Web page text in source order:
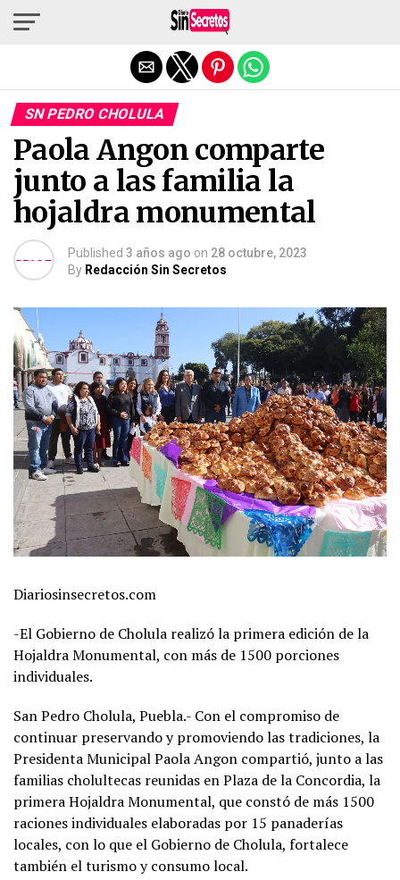
SN PEDRO CHOLULA
Paola Angon comparte
junto a las familia la
hojaldra monumental
Published 3 años ago on 28 octubre, 2023
By Redacción Sin Secretos
Diariosinsecretos.com
-El Gobierno de Cholula realizó la primera edición de la
Hojaldra Monumental, con más de 1500 porciones
individuales.
San Pedro Cholula, Puebla.- Con el compromiso de
continuar preservando y promoviendo las tradiciones, la
Presidenta Municipal Paola Angon compartió, junto a las
familias cholultecas reunidas en Plaza de la Concordia, la
primera Hojaldra Monumental, que constó de más 1500
raciones individuales elaboradas por 15 panaderías
locales, con lo que el Gobierno de Cholula, fortalece
también el turismo y consumo local.
Salir de la versión móvil